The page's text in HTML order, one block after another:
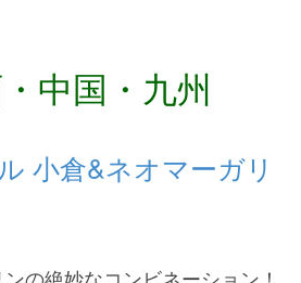
中国・九州
小倉&ネオマーガリ